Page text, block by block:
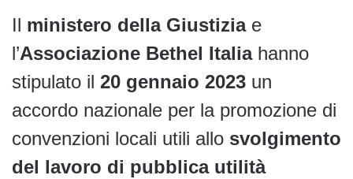
Il ministero della Giustiziae
l’Associazione Bethel Italia hanno
stipulato il 20 gennaio 2023 un
accordo nazionale per la promozione di
convenzioni locali utili allo svolgimento
del lavoro di pubblica utilità